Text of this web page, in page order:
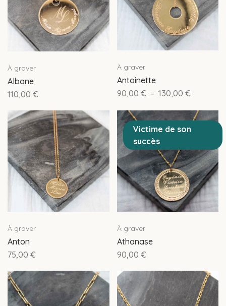
À graver
Albane
110,00 €
À graver
Antoinette
90,00 € – 130,00 €
À graver
Anton
75,00 €
Victime de son
succès
À graver
Athanase
90,00 €